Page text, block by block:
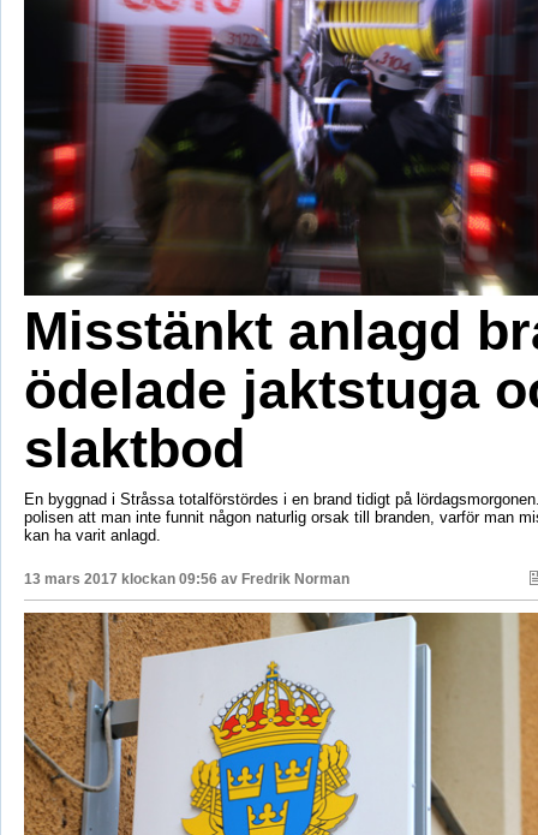
Misstänkt anlagd
ödelade jaktstuga
slaktbod
En byggnad i Stråssa totalförstördes i en brand tidigt på
polisen att man inte funnit någon naturlig orsak till branden, varför man
kan ha varit anlagd.
13 mars 2017 klockan 09:56 av Fredrik Norman